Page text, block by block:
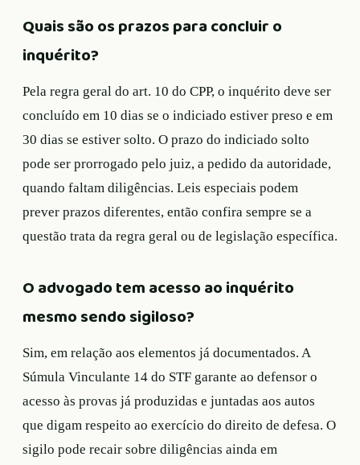
Quais são os prazos para concluir o
inquérito?
Pela regra geral do art. 10 do CPP, o inquérito deve ser
concluído em 10 dias se o indiciado estiver preso e em
30 dias se estiver solto. O prazo do indiciado solto
pode ser prorrogado pelo juiz, a pedido da autoridade,
quando faltam diligências. Leis especiais podem
prever prazos diferentes, então confira sempre se a
questão trata da regra geral ou de legislação específica.
O advogado tem acesso ao inquérito
mesmo sendo sigiloso?
Sim, em relação aos elementos já documentados. A
Súmula Vinculante 14 do STF garante ao defensor o
acesso às provas já produzidas e juntadas aos autos
que digam respeito ao exercício do direito de defesa. O
sigilo pode recair sobre diligências ainda em